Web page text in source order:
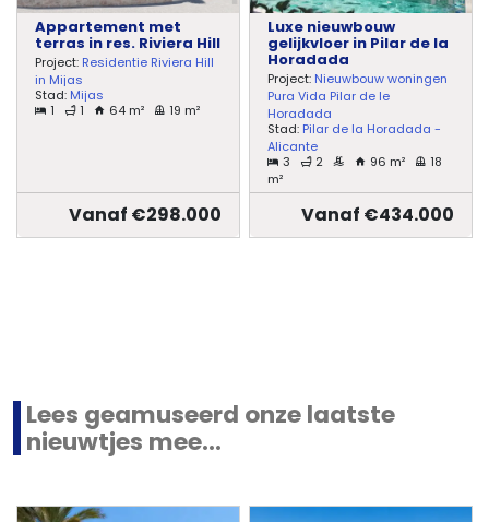
Appartement met
terras in res. Riviera Hill
Project: Residentie Riviera Hill
in Mijas
Stad: Mijas
1
1 64 m² 19 m²
Vanaf €298.000
Luxe nieuwbouw
gelijkvloer in Pilar de la
Horadada
Project: Nieuwbouw woningen
Pura Vida Pilar de le
Horadada
Stad: Pilar de la Horadada -
Alicante
3
2 96 m²
18
m²
Vanaf €434.000
Lees geamuseerd onze laatste
nieuwtjes mee...